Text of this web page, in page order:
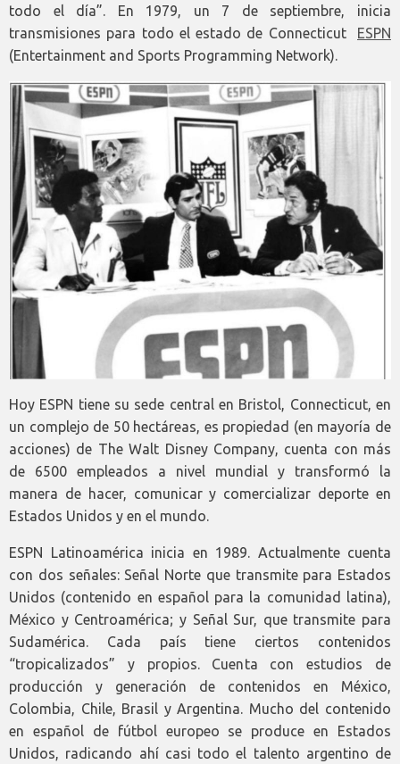
todo el día”. En 1979, un 7 de septiembre, inicia
transmisiones para todo el estado de Connecticut
ESPN
(Entertainment and Sports Programming Network).
Hoy ESPN tiene su sede central en Bristol, Connecticut, en
un complejo de 50 hectáreas, es propiedad (en mayoría de
acciones) de The Walt Disney Company, cuenta con más
de 6500 empleados a nivel mundial y transformó la
manera de hacer, comunicar y comercializar deporte en
Estados Unidos y en el mundo.
ESPN Latinoamérica inicia en 1989. Actualmente cuenta
con dos señales: Señal Norte que transmite para Estados
Unidos (contenido en español para la comunidad latina),
México y Centroamérica; y Señal Sur, que transmite para
Sudamérica. Cada país tiene ciertos contenidos
“tropicalizados” y propios. Cuenta con estudios de
producción y generación de contenidos en México,
Colombia, Chile, Brasil y Argentina. Mucho del contenido
en español de fútbol europeo se produce en Estados
Unidos, radicando ahí casi todo el talento argentino de